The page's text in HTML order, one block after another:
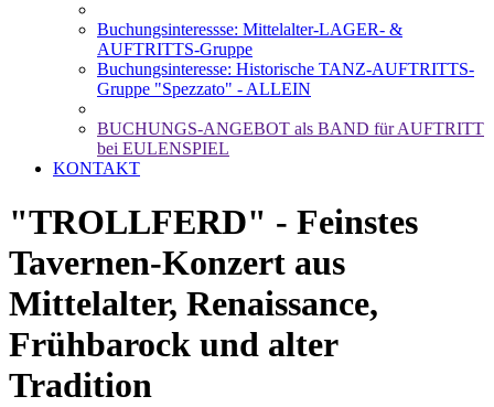
Buchungsinteressse: Mittelalter-LAGER- &
AUFTRITTS-Gruppe
Buchungsinteresse: Historische TANZ-AUFTRITTS-
Gruppe "Spezzato" - ALLEIN
BUCHUNGS-ANGEBOT als BAND für AUFTRITT
bei EULENSPIEL
KONTAKT
"TROLLFERD" - Feinstes
Tavernen-Konzert aus
Mittelalter, Renaissance,
Frühbarock und alter
Tradition